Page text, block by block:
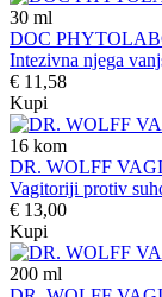
30 ml
DOC
Intezivna njega
€ 11,58
Kupi
16 kom
DR. WOLFF
Vagitoriji protiv
€ 13,00
Kupi
200 ml